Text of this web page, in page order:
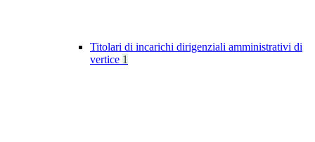
Titolari di incarichi dirigenziali amministrativi di
vertice 1